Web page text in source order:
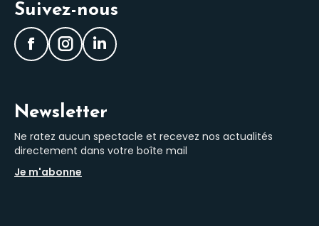
Suivez-nous
Facebook
InstagramLinkedIn
Newsletter
Ne ratez aucun spectacle et recevez nos actualités
directement dans votre boîte mail
Je m'abonne